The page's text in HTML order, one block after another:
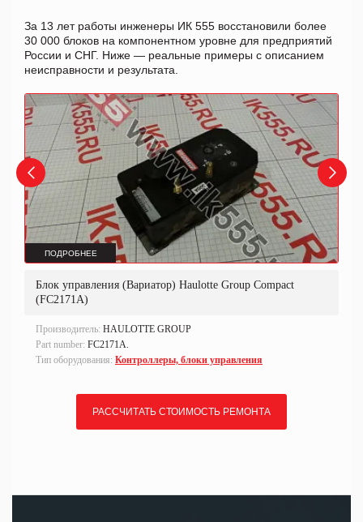
За 13 лет работы инженеры ИК 555 восстановили более
30 000 блоков на компонентном уровне для предприятий
России и СНГ. Ниже — реальные примеры с описанием
неисправности и результата.
ПОДРОБНЕЕ
Блок управления (Вариатор) Haulotte Group Compact
(FC2171A)
Производитель: HAULOTTE GROUP
Part number: FC2171A.
Тип оборудования: Контроллеры, блоки управления
РАССЧИТАТЬ СТОИМОСТЬ РЕМОНТА